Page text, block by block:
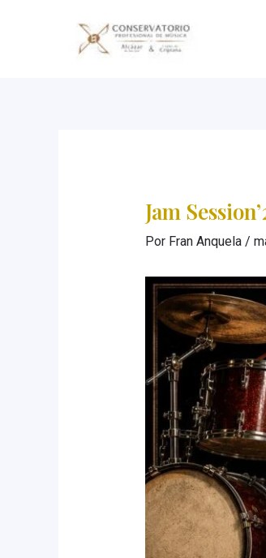
Jam
Por Fran Anquela /